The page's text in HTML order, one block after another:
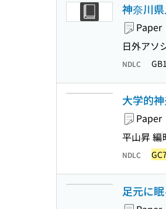
神奈川
Paper
日外アソ
NDLC
大学的
Paper
平山昇 編
NDLC
足元に